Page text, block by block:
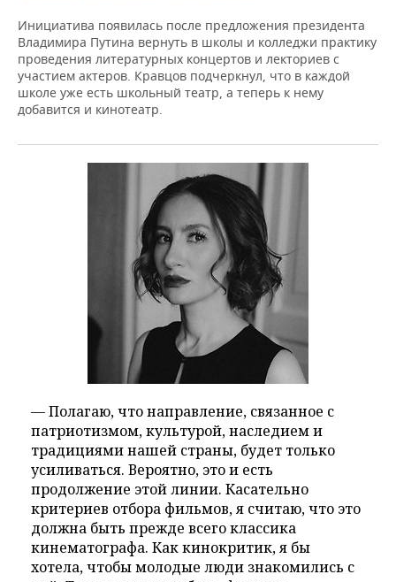
Инициатива появилась после предложения президента
Владимира Путина вернуть в школы и колледжи практику
проведения литературных концертов и лекториев с
участием актеров. Кравцов подчеркнул, что в каждой
школе уже есть школьный театр, а теперь к нему
добавится и кинотеатр.
— Полагаю, что направление, связанное с
патриотизмом, культурой, наследием и
традициями нашей страны, будет только
усиливаться. Вероятно, это и есть
продолжение этой линии. Касательно
критериев отбора фильмов, я считаю, что это
должна быть прежде всего классика
кинематографа. Как кинокритик, я бы
хотела, чтобы молодые люди знакомились с